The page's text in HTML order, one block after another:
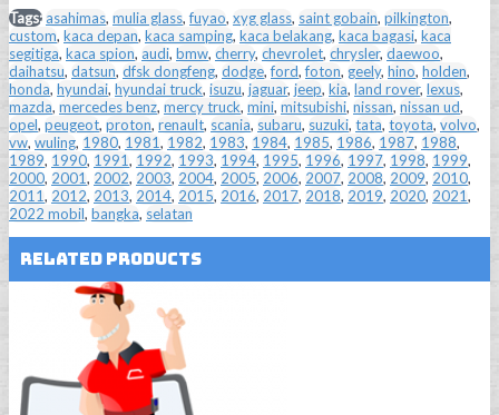
Tags:asahimas, mulia glass,fuyao, xyg glass, saint gobain, pilkington,
custom, kaca depan, kaca samping, kaca belakang, kaca bagasi, kaca
segitiga, kaca spion, audi, bmw, cherry, chevrolet, chrysler, daewoo,
daihatsu, datsun, dfsk dongfeng, dodge,ford,foton, geely, hino, holden,
honda, hyundai, hyundai truck, isuzu, jaguar, jeep, kia, land rover, lexus,
mazda, mercedes benz, mercy truck, mini, mitsubishi, nissan, nissan ud,
opel, peugeot, proton, renault, scania, subaru, suzuki, tata, toyota, volvo,
vw, wuling, 1980, 1981, 1982, 1983, 1984, 1985, 1986, 1987, 1988,
1989, 1990, 1991, 1992, 1993, 1994, 1995, 1996, 1997, 1998, 1999,
2000, 2001, 2002, 2003, 2004, 2005, 2006, 2007, 2008, 2009, 2010,
2011, 2012, 2013, 2014, 2015, 2016, 2017, 2018, 2019, 2020, 2021,
2022 mobil, bangka, selatan
Related Products